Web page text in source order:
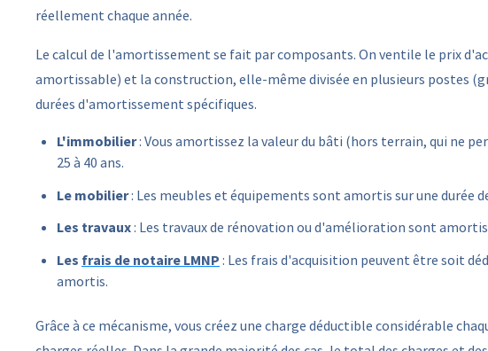
réellement chaque année.
Le calcul de l'amortissement se fait par composants. On ventile le prix
amortissable) et la construction, elle-même divisée en plusieurs postes
durées d'amortissement spécifiques.
L'immobilier: Vous amortissez la valeur du bâti (hors terrain, qui ne
25 à 40 ans.
Le mobilier: Les meubles et équipements sont amortis sur une durée
Les travaux: Les travaux de rénovation ou d'amélioration sont amortis
Les frais de notaire LMNP : Les frais d'acquisition peuvent être soit
amortis.
Grâce à ce mécanisme, vous créez une charge déductible considérable